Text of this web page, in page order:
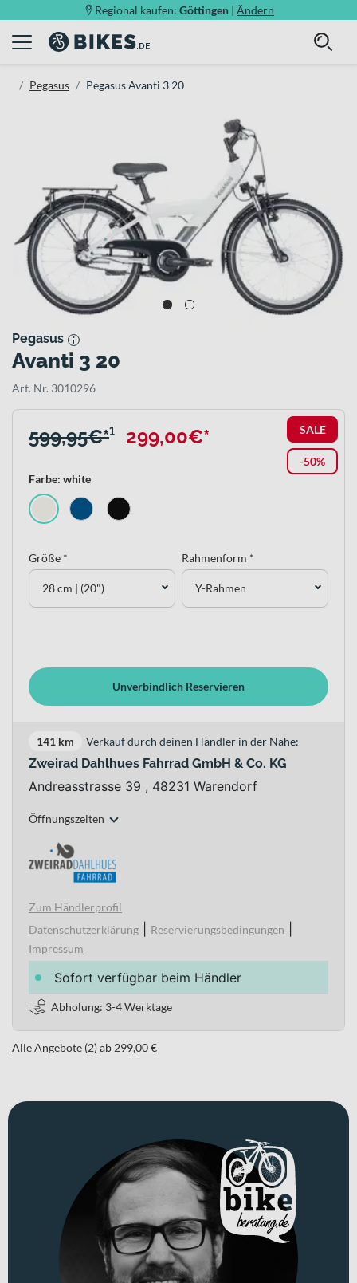
Regional kaufen: Göttingen | Ändern
Pegasus Pegasus Avanti 3 20
Pegasus
Avanti 3 20
Art. Nr. 3010296
SALE
-50%
599,95€*¹ 299,00€*
Farbe: white
Größe *
28 cm | (20")
Rahmenform *
Y-Rahmen
Unverbindlich Reservieren
141 km Verkauf durch deinen Händler in der Nähe:
Zweirad Dahlhues Fahrrad GmbH & Co. KG
Andreasstrasse 39 , 48231 Warendorf
Öffnungszeiten
Zum Händlerprofil
Datenschutzerklärung
Reservierungsbedingungen
Impressum
Sofort verfügbar beim Händler
Abholung: 3-4 Werktage
Alle Angebote (2) ab 299,00 €